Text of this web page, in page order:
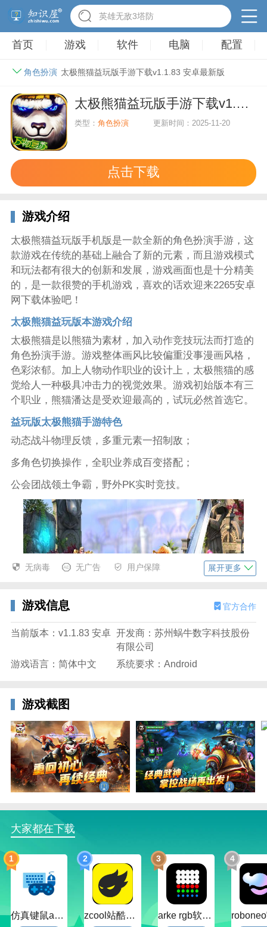
英雄无敌3塔防
首页 游戏 软件 电脑 配置
角色扮演 太极熊猫益玩版手游下载v1.1.83 安卓最新版
太极熊猫益玩版手游下载v1.1.83 安卓最新版
类型：角色扮演 更新时间：2025-11-20
点击下载
游戏介绍
太极熊猫益玩版手机版是一款全新的角色扮演手游，这
款游戏在传统的基础上融合了新的元素，而且游戏模式
和玩法都有很大的创新和发展，游戏画面也是十分精美
的，是一款很赞的手机游戏，喜欢的话欢迎来2265安卓
网下载体验吧！
太极熊猫益玩版本游戏介绍
太极熊猫是以熊猫为素材，加入动作竞技玩法而打造的
角色扮演手游。游戏整体画风比较偏重没事漫画风格，
色彩浓郁。加上人物动作职业的设计上，太极熊猫的感
觉给人一种极具冲击力的视觉效果。游戏初始版本有三
个职业，熊猫潘达是受欢迎最高的，试玩必然首选它。
益玩版太极熊猫手游特色
动态战斗物理反馈，多重元素一招制敌；
多角色切换操作，全职业养成百变搭配；
公会团战领土争霸，野外PK实时竞技。
硬派的战士、诙谐的熊猫、灵动的刺客，当这些各具操
控特色的职业掺揉在一起时，将给动作迷们带来一场极
富冲击和感染力的视觉盛宴。此外，作为蜗牛旗下首款
以动作打斗作为定位的产品，制作团队在《太极熊猫》
打击感表现方面的追求也近乎苛刻，将满足玩家们对于
动作手游“掌控痛快”的所有期待！
【首创浮空连招格斗 超爽战斗打击】
浮空连招是《太极熊猫》专为玩家强化爽快打击感体验
大型端游上比较多见。作为蜗牛首款主打动作元素的手
游，《太极熊猫》中“浮空连招格斗”操作体验也与大型
动作网游空中释放技能类似，迅捷的游戏响应速度让玩
家抓准稍纵即逝的获胜战机，电光火石之间给予敌人致
命一击，痛快打造出一个更逼真、更流畅、更最具真实
无病毒 无广告 用户保障 展开更多
游戏信息 官方合作
当前版本：v1.1.83 安卓 开发商：苏州蜗牛数字科技股份
有限公司
游戏语言：简体中文
系统要求：Android
游戏截图
大家都在下载
1
仿真键鼠app官方版下载v1.4.3.58 安卓最新版
2
zcool站酷官方版下载v5.15.0 安卓最新版本
3
arke rgb软件下载v20.0 安卓版
4